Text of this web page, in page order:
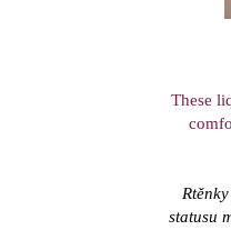
These
statusu